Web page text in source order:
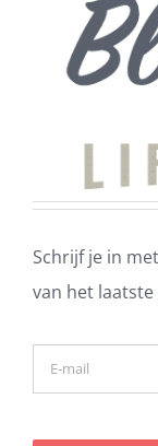
Schrijf je in
van het laatste